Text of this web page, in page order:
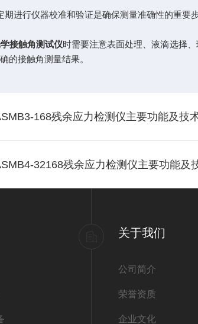
行仪器校准和验证是确保测量准确性的重要
接触角测试仪时需要注意表面处理、液滴选择
的接触角测量结果。
168残余应力检测仪主要功能及技
32168残余应力检测仪主要功能及
关于我们
公司简介
荣誉资质
企业文化